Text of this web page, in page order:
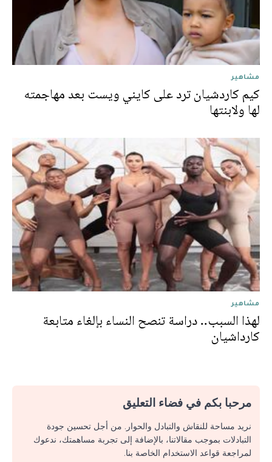
مشاهير
كيم كاردشيان ترد على كايني ويست بعد مهاجمته
لها ولابنتها
مشاهير
لهذا السبب.. دراسة تنصح النساء بإلغاء متابعة
كارداشيان
مرحبا بكم في فضاء التعليق
نريد مساحة للنقاش والتبادل والحوار. من أجل تحسين جودة
التبادلات بموجب مقالاتنا، بالإضافة إلى تجربة مساهمتك، ندعوك
لمراجعة قواعد الاستخدام الخاصة بنا.